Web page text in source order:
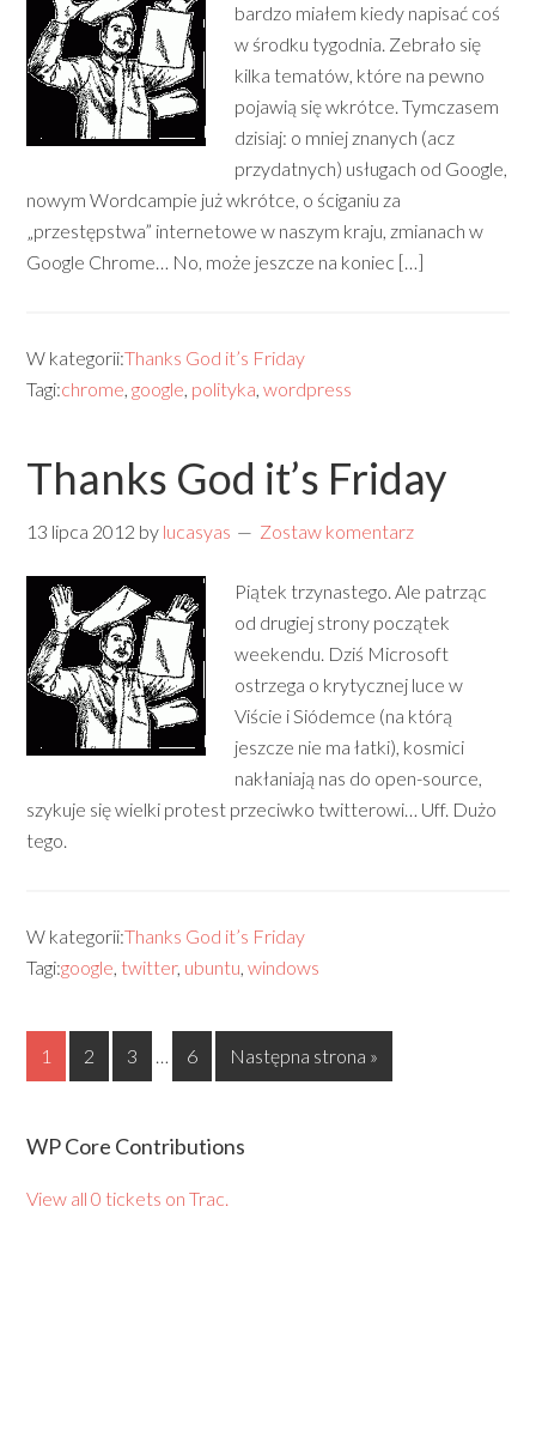
bardzo miałem kiedy napisać coś
w środku tygodnia. Zebrało się
kilka tematów, które na pewno
pojawią się wkrótce. Tymczasem
dzisiaj: o mniej znanych (acz
przydatnych) usługach od Google,
nowym Wordcampie już wkrótce, o ściganiu za
„przestępstwa” internetowe w naszym kraju, zmianach w
Google Chrome… No, może jeszcze na koniec […]
W kategorii:Thanks God it’s Friday
Tagi:chrome,google, polityka,wordpress
Thanks God it’s Friday
13 lipca 2012 by lucasyas Zostaw komentarz
Piątek trzynastego. Ale patrząc
od drugiej strony początek
weekendu. Dziś Microsoft
ostrzega o krytycznej luce w
Viście i Siódemce (na którą
jeszcze nie ma łatki), kosmici
nakłaniają nas do open-source,
szykuje się wielki protest przeciwko twitterowi… Uff. Dużo
tego.
W kategorii:Thanks God it’s Friday
Tagi:google, twitter, ubuntu,windows
1 2 3 … 6 Następna strona »
WP Core Contributions
View all 0 tickets on Trac.